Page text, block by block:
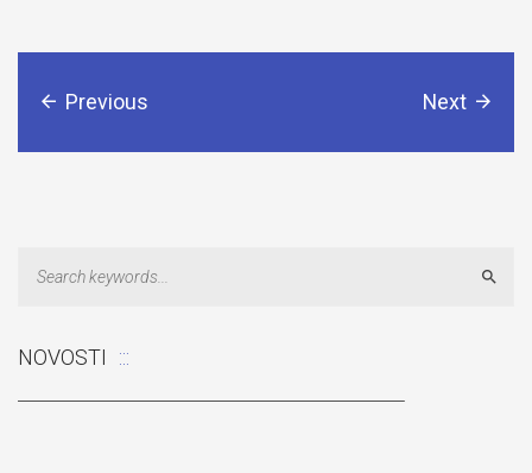
Previous Next
NOVOSTI
Odluka: Poništava se konkurentski zahtjev za dostavu ponuda